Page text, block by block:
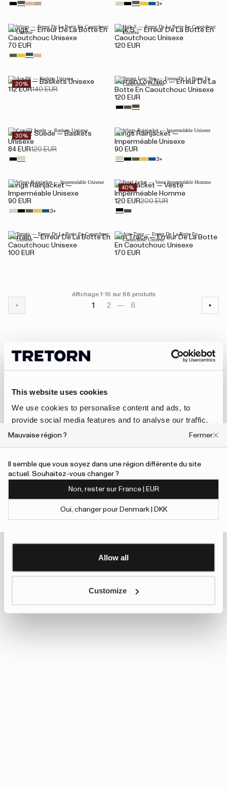
This website uses cookies
We use cookies to personalise content and ads, to
provide social media features and to analyse our traffic.
We also share information about your use of our site with
provided to them or that they’ve collected from your use
of their services.
To give users more control over their data and ad
personalisation, we have added a link to Google’s
Learn more about Google’s Personalisation and
Allow all
Customize
3+
Wings — Erreur De La Botte En
Caoutchouc Unisexe
70 EUR
Hajk S — Erreur De La Botte En
Caoutchouc Unisexe
120 EUR
20%
Ace '91 — Baskets Unisexe
112 EUR140 EUR
Terrain Low Neo — Erreur De La
Botte En Caoutchouc Unisexe
120 EUR
30%
Cup '72 Suede — Baskets
Unisexe
84 EUR120 EUR
Wings Rainjacket —
Imperméable Unisexe
90 EUR
3+
Wings Rainjacket —
Imperméable Unisexe
90 EUR
3+
40%
Bend Jacket — Veste
Imperméable Homme
120 EUR200 EUR
Terrain — Erreur De La Botte En
Caoutchouc Unisexe
100 EUR
Aim Trace — Erreur De La Botte
En Caoutchouc Unisexe
170 EUR
Affichage 1-16 sur 88 produits
1 2 6
Mauvaise région ? Fermer
Il semble que vous soyez dans une région différente du site
actuel. Souhaitez-vous changer ?
Non, rester sur France | EUR
Oui, changer pour Denmark | DKK